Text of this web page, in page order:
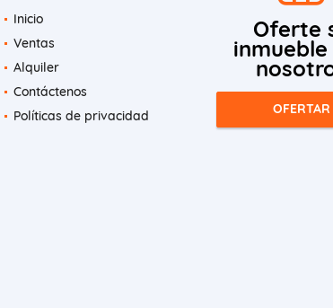
Inicio
Ventas
Alquiler
Contáctenos
Políticas de privacidad
Oferte
inmueble
OFERTAR